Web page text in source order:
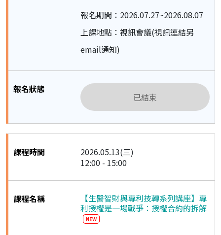
報名期間：2026.07.27~2026.08.07
上課地點：視訊會議(視訊連結另
email通知)
已結束
2026.05.13(三)
12:00 - 15:00
【生醫智財與專利技轉系列講座】專
利授權是一場戰爭：授權合約的拆解
NEW